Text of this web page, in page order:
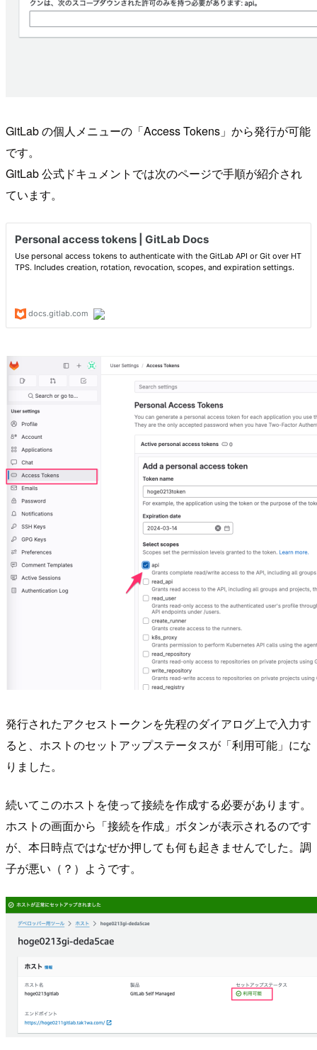
GitLab の個人メニューの「Access Tokens」から発行が可能
です。
GitLab 公式ドキュメントでは次のページで手順が紹介され
ています。
発行されたアクセストークンを先程のダイアログ上で入力す
ると、ホストのセットアップステータスが「利用可能」にな
りました。
続いてこのホストを使って接続を作成する必要があります。
ホストの画面から「接続を作成」ボタンが表示されるのです
が、本日時点ではなぜか押しても何も起きませんでした。調
子が悪い（？）ようです。